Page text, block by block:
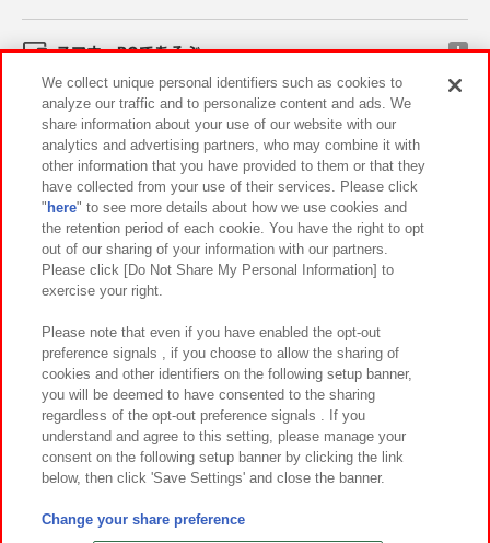
スマホ・PCであそぶ
イベント・キャンペーン
関連会社 サステナビリティ サイトポリシー
プライバシーポリシー ウェブアクセシビリティ方針と検証結果
お取引先さまとともに
カスタマーハラスメント対応方針 よくあるご質問・お問い合わせ
©Bandai Namco Amusement Inc.
©Bandai Namco Amusement Lab Inc.
We collect unique personal identifiers such as cookies to
analyze our traffic and to personalize content and ads. We
share information about your use of our website with our
analytics and advertising partners, who may combine it with
other information that you have provided to them or that they
have collected from your use of their services. Please click
" here" to see more details about how we use cookies and
the retention period of each cookie. You have the right to opt
out of our sharing of your information with our partners.
Please click [Do Not Share My Personal Information] to
exercise your right.
Please note that even if you have enabled the opt-out
preference signals , if you choose to allow the sharing of
cookies and other identifiers on the following setup banner,
you will be deemed to have consented to the sharing
regardless of the opt-out preference signals . If you
understand and agree to this setting, please manage your
consent on the following setup banner by clicking the link
below, then click 'Save Settings' and close the banner.
Change your share preference